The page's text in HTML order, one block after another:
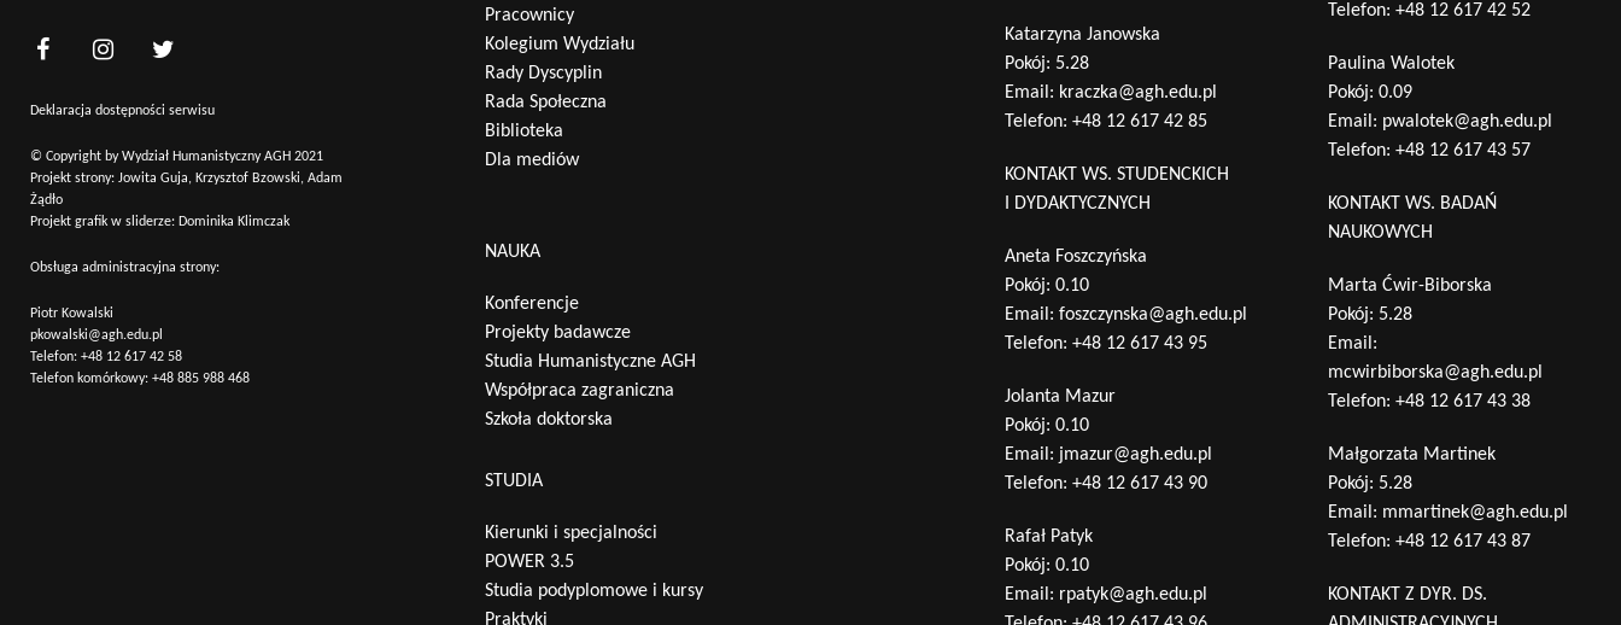
Deklaracja dostępności serwisu
© Copyright by Wydział Humanistyczny AGH 2021
Projekt strony: Jowita Guja, Krzysztof Bzowski, Adam
Żądło
Projekt grafik w sliderze: Dominika Klimczak
Obsługa administracyjna strony:
Piotr Kowalski
pkowalski@agh.edu.pl
Telefon: +48 12 617 42 58
Telefon komórkowy: +48 885 988 468
Pracownicy
Kolegium Wydziału
Rady Dyscyplin
Rada Społeczna
Biblioteka
Dla mediów
NAUKA
Konferencje
Projekty badawcze
Studia Humanistyczne AGH
Współpraca zagraniczna
Szkoła doktorska
STUDIA
Kierunki i specjalności
POWER 3.5
Studia podyplomowe i kursy
Praktyki
Katarzyna Janowska
Pokój: 5.28
Email: kraczka@agh.edu.pl
Telefon: +48 12 617 42 85
KONTAKT WS. STUDENCKICH
I DYDAKTYCZNYCH
Aneta Foszczyńska
Pokój: 0.10
Email: foszczynska@agh.edu.pl
Telefon: +48 12 617 43 95
Jolanta Mazur
Pokój: 0.10
Email: jmazur@agh.edu.pl
Telefon: +48 12 617 43 90
Rafał Patyk
Pokój: 0.10
Email: rpatyk@agh.edu.pl
Telefon: +48 12 617 42 52
Paulina Walotek
Pokój: 0.09
Email: pwalotek@agh.edu.pl
Telefon: +48 12 617 43 57
KONTAKT WS. BADAŃ
NAUKOWYCH
Marta Ćwir-Biborska
Pokój: 5.28
Email:
mcwirbiborska@agh.edu.pl
Telefon: +48 12 617 43 38
Małgorzata Martinek
Pokój: 5.28
Email: mmartinek@agh.edu.pl
Telefon: +48 12 617 43 87
KONTAKT Z DYR. DS.